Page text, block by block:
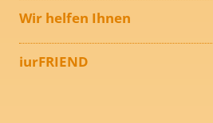
Wir helfen Ihnen
iurFRIEND